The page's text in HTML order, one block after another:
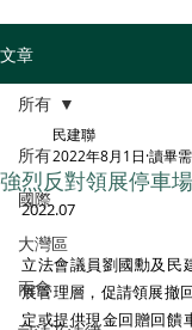
文章
所有
國際
大灣區
兩會
所有
強烈反對領展停車
民建聯
2022年8月1日 讀畢
2022.07
立法會議員劉國勳及民
展管理層，促請領展撤
定或提供現金回贈回饋